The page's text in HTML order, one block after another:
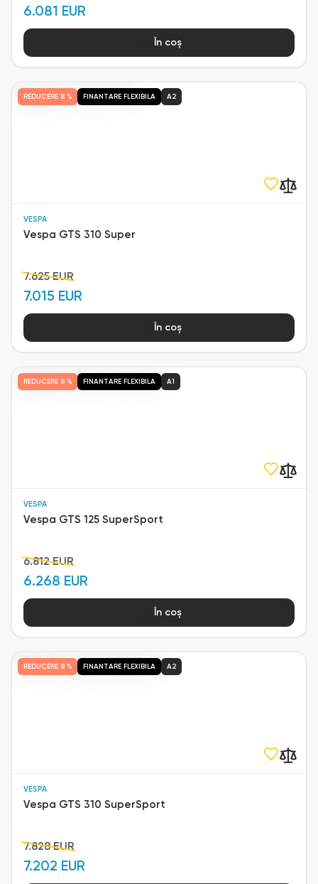
6.081 EUR
În coș
VESPA
Vespa GTS 310 Super
7.625 EUR
7.015 EUR
REDUCERE 8 % FINANTARE FLEXIBILA A2
În coș
VESPA
Vespa GTS 125 SuperSport
6.812 EUR
6.268 EUR
REDUCERE 8 % FINANTARE FLEXIBILA A1
În coș
VESPA
Vespa GTS 310 SuperSport
7.828 EUR
7.202 EUR
REDUCERE 8 % FINANTARE FLEXIBILA A2